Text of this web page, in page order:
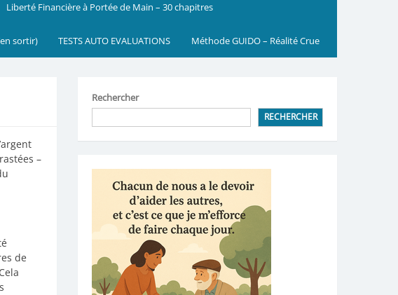
Liberté Financière à Portée de Main – 30 chapitres
sortir) TESTS AUTO EVALUATIONS Méthode GUIDO – Réalité Crue
–
de
Rechercher
RECHERCHER